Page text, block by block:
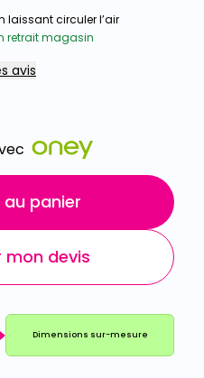
laissant circuler l’air
retrait magasin
avis
panier
mon devis
Dimensions sur-mesure